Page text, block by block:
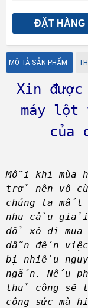
ĐẶT HÀNG
MÔ TẢ SẢN PHẨM
Xin
máy lột
của
Mỗi khi
trở nên vô
chúng ta
nhu cầu giải
đổ xô đi mua
dẫn đến việc
bị nhiều
ngắn. Nếu
thủ công
công sức mà